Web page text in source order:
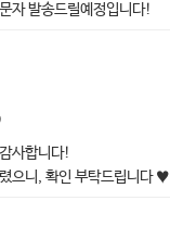
자 발송드릴예정입니다!
사합니다!
으니, 확인 부탁드립니다 ♥